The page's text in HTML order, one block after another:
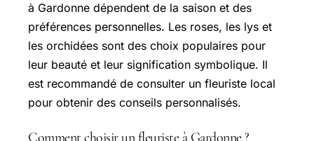
à Gardonne dépendent de la saison et des
préférences personnelles. Les roses, les lys et
les orchidées sont des choix populaires pour
leur beauté et leur signification symbolique. Il
est recommandé de consulter un fleuriste local
pour obtenir des conseils personnalisés.
Comment choisir un fleuriste à Gardonne ?